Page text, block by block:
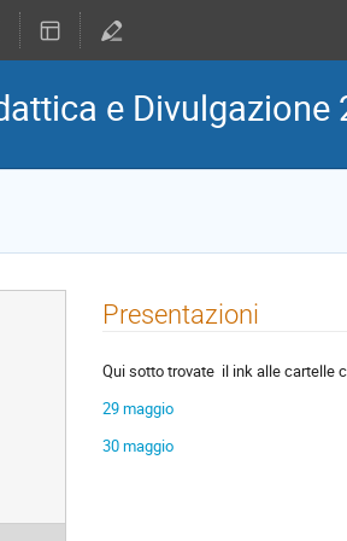
e
Presentazioni
Qui sotto trovate il ink alle cartelle
29 maggio
30 maggio